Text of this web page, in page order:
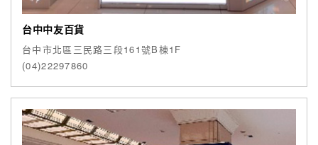
台中中友百貨
台中市北區三民路三段161號B棟1F
(04)22297860